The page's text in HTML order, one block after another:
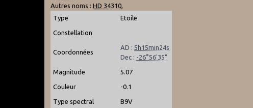
Autres noms :HD 34310
Type
Etoile
Constellation
Coordonnées
AD : 5h15min24s
Dec : -26°56'35"
Magnitude 5.07
Couleur -0.1
Type spectral B9V